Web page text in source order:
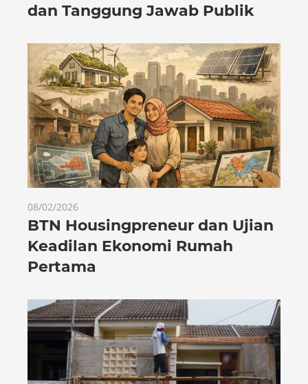
dan Tanggung Jawab Publik
08/02/2026
BTN Housingpreneur dan Ujian
Keadilan Ekonomi Rumah
Pertama